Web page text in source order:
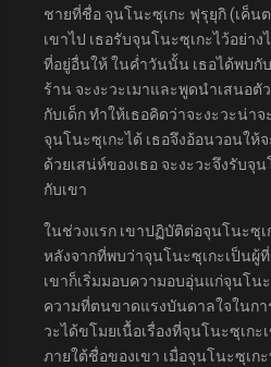
ชายที่ชื่อ จุนโนะซุเกะ ฟุรุยุกิ (เค็น
เขาไป เธอรับจุนโนะซุเกะไว้อย่า
ที่อยู่อื่นให้ ในค่ำวันนั้น เธอได้พบกั
ร้าน จะงะวะเมาและพูดนำเสนอตั
กับเด็ก ทำให้เธอคิดว่าจะงะวะน่า
จุนโนะซุเกะได้ เธอจึงอ้อนวอนให้
ด้วยเสน่ห์ของเธอ จะงะวะจึงรับจุ
กับเขา
ในช่วงแรก เขาปฏิบัติต่อจุนโนะซุเ
หลังจากที่พบว่าจุนโนะซุเกะเป็นผู้
เขาก็เริ่มมอบความอบอุ่นแก่จุนโน
ความที่ตนขาดแรงบันดาลใจในก
วะได้ขโมยเนื้อเรื่องที่จุนโนะซุเกะ
ภายใต้ชื่อของเขา เมื่อจุนโนะซุเก